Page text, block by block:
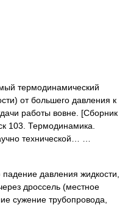
термодинамический
от большего давления к
работы вовне. [Сборник
103. Термодинамика.
технической… …
давления жидкости,
дроссель (местное
сужение трубопровода,